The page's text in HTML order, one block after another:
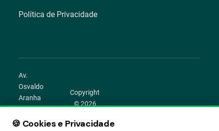
Política de Privacidade
Av.
Osvaldo
Aranha
1022 –
Bom
Copyright
© 2026
Todos os
🍪 Cookies e Privacidade